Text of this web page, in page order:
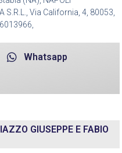
S.R.L., Via California, 4, 80053,
Whatsapp
GIUSEPPE E FABIO